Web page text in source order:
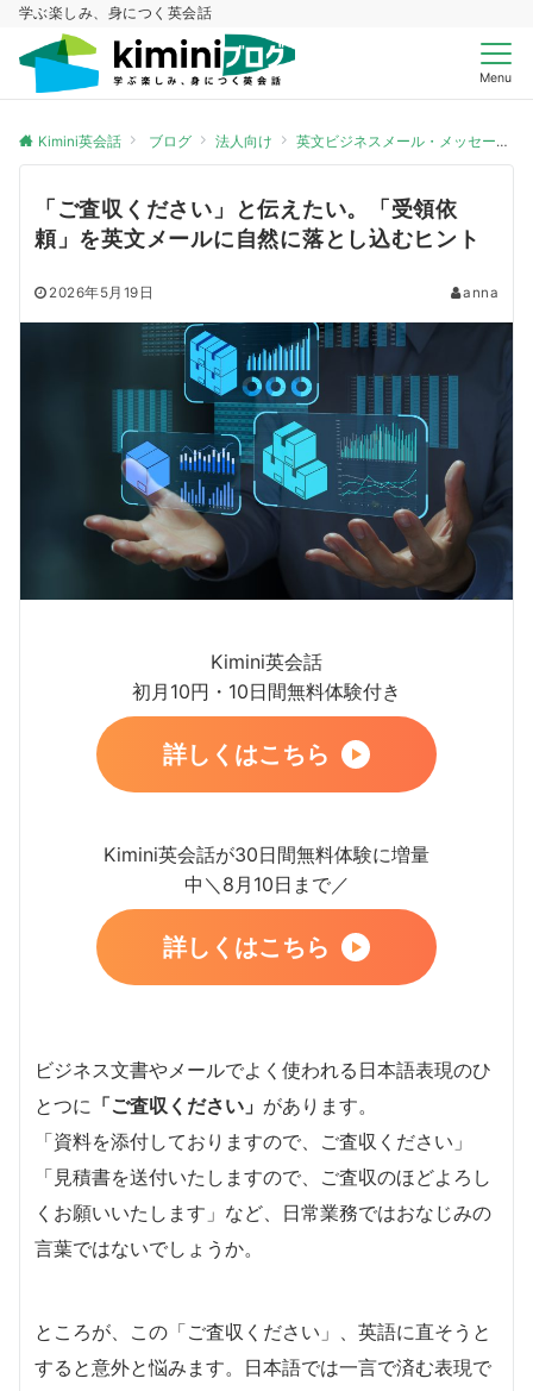
学ぶ楽しみ、身につく英会話
Menu
Kimini英会話 ブログ 法人向け 英文ビジネスメール・メッセージ
「ご査収ください」と伝えたい。「受領依
頼」を英文メールに自然に落とし込むヒント
2026年5月19日 anna
Kimini英会話
初月10円・10日間無料体験付き
詳しくはこちら
Kimini英会話が30日間無料体験に増量
中＼8月10日まで／
詳しくはこちら
ビジネス文書やメールでよく使われる日本語表現のひ
とつに 「ご査収ください」 があります。
「資料を添付しておりますので、ご査収ください」
「見積書を送付いたしますので、ご査収のほどよろし
くお願いいたします」など、日常業務ではおなじみの
言葉ではないでしょうか。
ところが、この「ご査収ください」、英語に直そうと
すると意外と悩みます。日本語では一言で済む表現で